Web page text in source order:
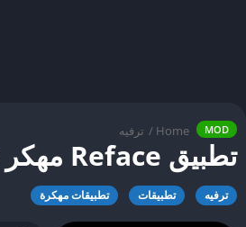
MOD
Home
/ ترفيه
تطبيق Reface مهكر
ترفيه تطبيقات تطبيقات مهكرة